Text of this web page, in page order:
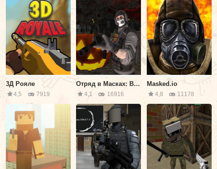
3Д Рояле
4,5 7919
Отряд в Масках: Выживание на Хэллоуин
4,1 16916
Masked.io
4,8 11178